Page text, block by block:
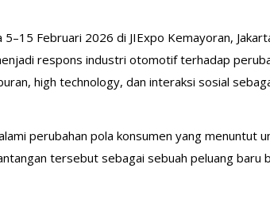
Februari 2026 di JIExpo Kemayoran,
respons industri otomotif terhadap
high technology, dan interaksi sosial
perubahan pola konsumen yang menuntut
tersebut sebagai sebuah peluang baru